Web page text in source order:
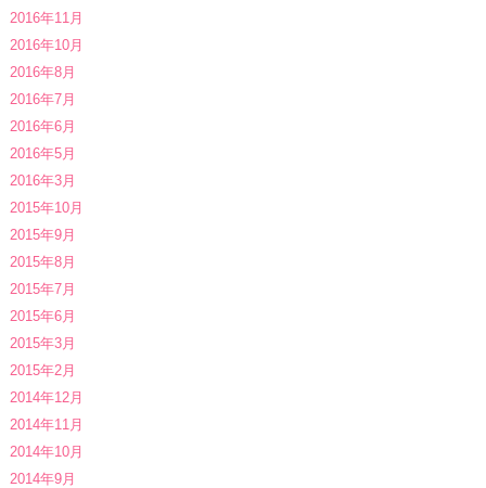
2016年11月
2016年10月
2016年8月
2016年7月
2016年6月
2016年5月
2016年3月
2015年10月
2015年9月
2015年8月
2015年7月
2015年6月
2015年3月
2015年2月
2014年12月
2014年11月
2014年10月
2014年9月